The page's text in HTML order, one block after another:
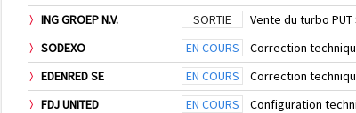
ING GROEP N.V.
SORTIE Vente du turbo
SODEXO
EN COURS Correction
EDENRED SE
EN COURS Correction
FDJ UNITED
EN COURS Configuration